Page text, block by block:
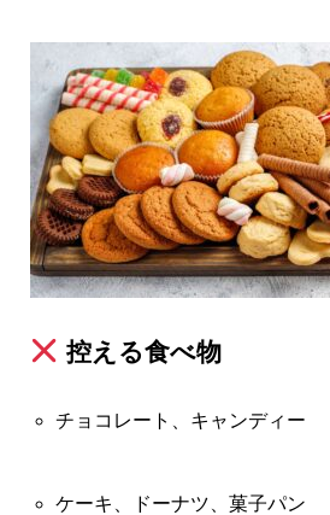
控える食べ物
チョコレート、キャンディー
ケーキ、ドーナツ、菓子パン